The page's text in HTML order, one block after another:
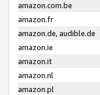
amazon.com.be
amazon.fr
amazon.de, audible.de
amazon.ie
amazon.it
amazon.nl
amazon.pl